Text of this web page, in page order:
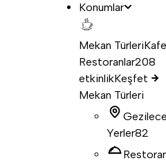
Konumlar
Mekan Türleri
Restoranlar208
etkinlikKeşfet
Mekan Türleri
Yerler82